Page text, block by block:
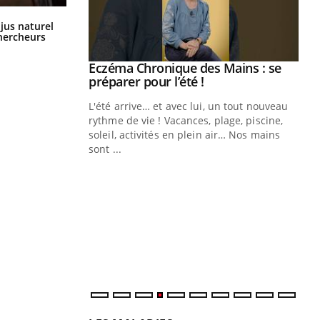
jus naturel Comment oublier les écrans en
Youtube
Eczéma Chronique des Mains : se
préparer pour l’été !Youtube
L'été arrive… et avec lui, un tout nouveau
rythme de vie ! Vacances, plage, piscine,
soleil, activités en plein air… Nos mains
sont ...